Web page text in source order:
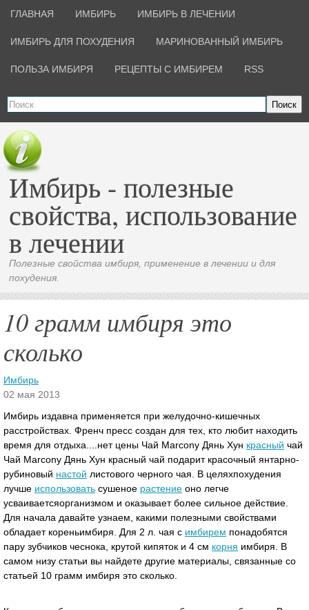
ГЛАВНАЯ ИМБИРЬ ИМБИРЬ В ЛЕЧЕНИИ
ИМБИРЬ ДЛЯ ПОХУДЕНИЯ МАРИНОВАННЫЙ ИМБИРЬ
ПОЛЬЗА ИМБИРЯ РЕЦЕПТЫ С ИМБИРЕМ RSS
Поиск
Имбирь - полезные
свойства, использование
в лечении
Полезные свойства имбиря, применение в лечении и для
похудения.
10 грамм имбиря это
сколько
Имбирь
02 мая 2013
Имбирь издавна применяется при желудочно-кишечных
расстройствах. Френч пресс создан для тех, кто любит находить
время для отдыха....нет цены Чай Marcony Дянь Хун красный чай
Чай Marcony Дянь Хун красный чай подарит красочный янтарно-
рубиновый настой листового черного чая.
В целяхпохудения
лучше использовать сушеное растение оно легче
усваиваетсяорганизмом и оказывает более сильное действие.
Для начала давайте узнаем, какими полезными свойствами
обладает кореньимбиря. Для 2 л. чая с имбирем понадобятся
пару зубчиков чеснока, крутой кипяток и 4 см корня имбиря. В
самом низу статьи вы найдете другие материалы, связанные со
статьей 10 грамм имбиря это сколько.